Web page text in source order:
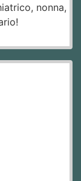
nonna,